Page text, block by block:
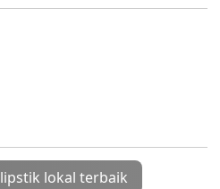
lipstik lokal terbaik